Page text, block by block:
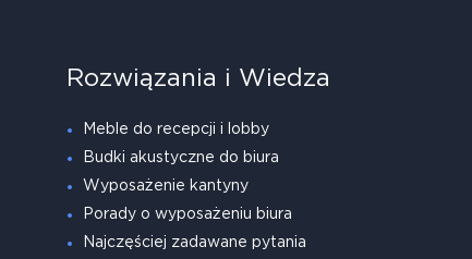
Rozwiązania i Wiedza
Meble do recepcji i lobby
Budki akustyczne do biura
Wyposażenie kantyny
Porady o wyposażeniu biura
Najczęściej zadawane pytania